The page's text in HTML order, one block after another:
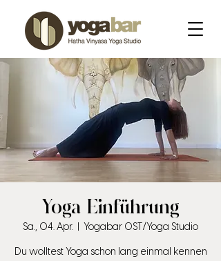
Yoga Einführung
Sa., 04. Apr. Yogabar OST/Yoga Studio
Du wolltest Yoga schon lang einmal kennen